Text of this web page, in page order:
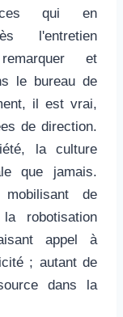
qui en
l'entretien
et
le bureau de
il est vrai,
de direction.
la culture
que jamais.
de
robotisation
appel à
; autant de
dans la